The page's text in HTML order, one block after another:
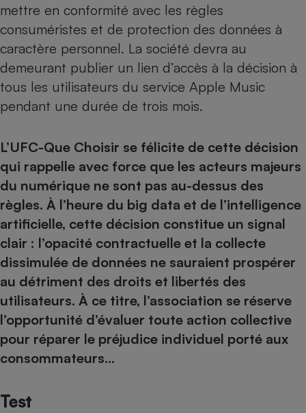
mettre en conformité avec les règles
consuméristes et de protection des données à
caractère personnel. La société devra au
demeurant publier un lien d’accès à la décision à
tous les utilisateurs du service Apple Music
pendant une durée de trois mois.
L’UFC-Que Choisir se félicite de cette décision
qui rappelle avec force que les acteurs majeurs
du numérique ne sont pas au-dessus des
règles. À l’heure du big data et de l’intelligence
artificielle, cette décision constitue un signal
clair : l’opacité contractuelle et la collecte
dissimulée de données ne sauraient prospérer
au détriment des droits et libertés des
utilisateurs. À ce titre, l’association se réserve
l’opportunité d’évaluer toute action collective
pour réparer le préjudice individuel porté aux
consommateurs…
Test